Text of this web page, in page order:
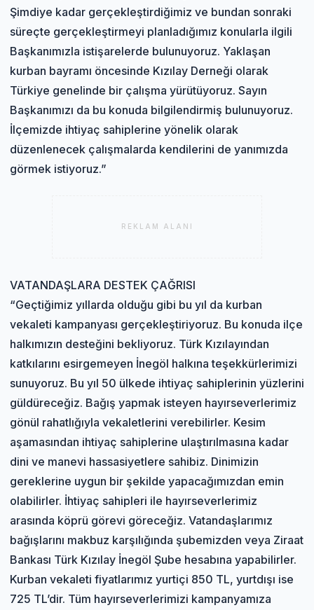
Şimdiye kadar gerçekleştirdiğimiz ve bundan sonraki
süreçte gerçekleştirmeyi planladığımız konularla ilgili
Başkanımızla istişarelerde bulunuyoruz. Yaklaşan
kurban bayramı öncesinde Kızılay Derneği olarak
Türkiye genelinde bir çalışma yürütüyoruz. Sayın
Başkanımızı da bu konuda bilgilendirmiş bulunuyoruz.
İlçemizde ihtiyaç sahiplerine yönelik olarak
düzenlenecek çalışmalarda kendilerini de yanımızda
görmek istiyoruz.”
REKLAM ALANI
VATANDAŞLARA DESTEK ÇAĞRISI
“Geçtiğimiz yıllarda olduğu gibi bu yıl da kurban
vekaleti kampanyası gerçekleştiriyoruz. Bu konuda ilçe
halkımızın desteğini bekliyoruz. Türk Kızılayından
katkılarını esirgemeyen İnegöl halkına teşekkürlerimizi
sunuyoruz. Bu yıl 50 ülkede ihtiyaç sahiplerinin yüzlerini
güldüreceğiz. Bağış yapmak isteyen hayırseverlerimiz
gönül rahatlığıyla vekaletlerini verebilirler. Kesim
aşamasından ihtiyaç sahiplerine ulaştırılmasına kadar
dini ve manevi hassasiyetlere sahibiz. Dinimizin
gereklerine uygun bir şekilde yapacağımızdan emin
olabilirler. İhtiyaç sahipleri ile hayırseverlerimiz
arasında köprü görevi göreceğiz. Vatandaşlarımız
bağışlarını makbuz karşılığında şubemizden veya Ziraat
Bankası Türk Kızılay İnegöl Şube hesabına yapabilirler.
Kurban vekaleti fiyatlarımız yurtiçi 850 TL, yurtdışı ise
725 TL’dir. Tüm hayırseverlerimizi kampanyamıza